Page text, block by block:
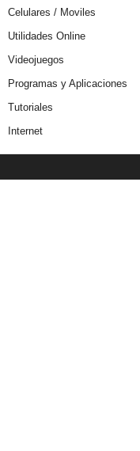
Celulares / Moviles
Utilidades Online
Videojuegos
Programas y Aplicaciones
Tutoriales
Internet